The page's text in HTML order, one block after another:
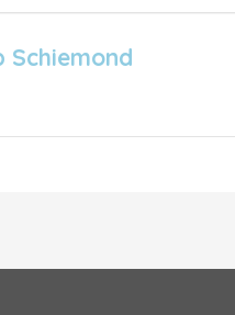
Schiemond